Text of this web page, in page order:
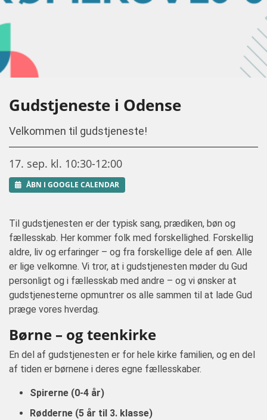
Gudstjeneste i Odense
Velkommen til gudstjeneste!
17. sep. kl. 10:30-12:00
ÅBN I GOOGLE CALENDAR
Til gudstjenesten er der typisk sang, prædiken, bøn og
fællesskab. Her kommer folk med forskellighed. Forskellig
aldre, liv og erfaringer – og fra forskellige dele af øen. Alle
er lige velkomne. Vi tror, at i gudstjenesten møder du Gud
personligt og i fællesskab med andre – og vi ønsker at
gudstjenesterne opmuntrer os alle sammen til at lade Gud
præge vores hverdag.
Børne – og teenkirke
En del af gudstjenesten er for hele kirke familien, og en del
af tiden er børnene i deres egne fællesskaber.
Spirerne (0-4 år)
Rødderne (5 år til 3. klasse)